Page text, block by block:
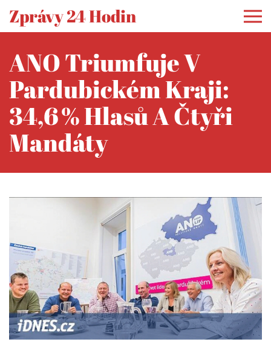
Zprávy 24 Hodin
ANO Triumfuje V
Pardubickém Kraji:
34,6 % Hlasů A Čtyři
Mandáty